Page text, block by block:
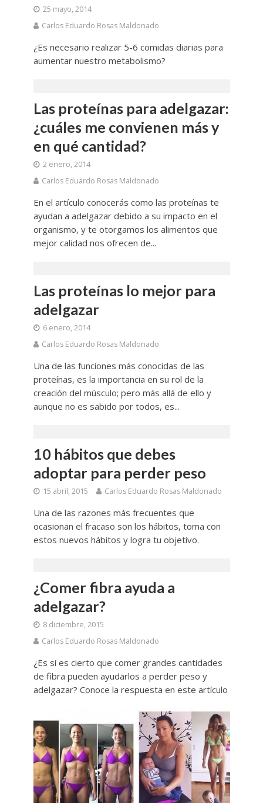
25 mayo, 2014
Carlos Eduardo Rosas Maldonado
¿Es necesario realizar 5-6 comidas diarias para
aumentar nuestro metabolismo?
Las proteínas para adelgazar:
¿cuáles me convienen más y
en qué cantidad?
2 enero, 2014
Carlos Eduardo Rosas Maldonado
En el artículo conocerás como las proteínas te
ayudan a adelgazar debido a su impacto en el
organismo, y te otorgamos los alimentos que
mejor calidad nos ofrecen de...
Las proteínas lo mejor para
adelgazar
6 enero, 2014
Carlos Eduardo Rosas Maldonado
Una de las funciones más conocidas de las
proteínas, es la importancia en su rol de la
creación del músculo; pero más allá de ello y
aunque no es sabido por todos, es...
10 hábitos que debes
adoptar para perder peso
15 abril, 2015 Carlos Eduardo Rosas Maldonado
Una de las razones más frecuentes que
ocasionan el fracaso son los hábitos, toma con
estos nuevos hábitos y logra tu objetivo.
¿Comer fibra ayuda a
adelgazar?
8 diciembre, 2015
Carlos Eduardo Rosas Maldonado
¿Es si es cierto que comer grandes cantidades
de fibra pueden ayudarlos a perder peso y
adelgazar? Conoce la respuesta en este artículo